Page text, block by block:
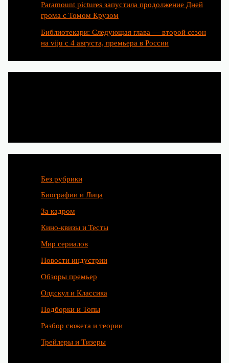
Paramount pictures запустила продолжение Дней
грома с Томом Крузом
Библиотекари: Следующая глава — второй сезон
на viju с 4 августа, премьера в России
Без рубрики
Биографии и Лица
За кадром
Кино-квизы и Тесты
Мир сериалов
Новости индустрии
Обзоры премьер
Олдскул и Классика
Подборки и Топы
Разбор сюжета и теории
Трейлеры и Тизеры